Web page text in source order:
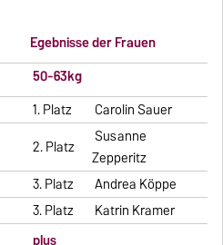
Egebnisse der Frauen
50-63kg
1. Platz
Carolin Sauer
2. Platz
Susanne
Zepperitz
3. Platz
Andrea Köppe
3. Platz
Katrin Kramer